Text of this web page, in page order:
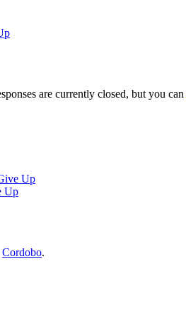
are currently closed, but you can
Up
Up
Cordobo.